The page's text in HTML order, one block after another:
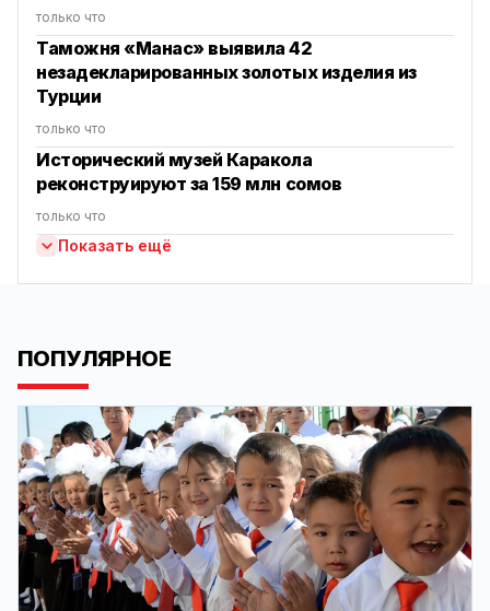
только что
Таможня «Манас» выявила 42
незадекларированных золотых изделия из
Турции
только что
Исторический музей Каракола
реконструируют за 159 млн сомов
только что
Показать ещё
ПОПУЛЯРНОЕ